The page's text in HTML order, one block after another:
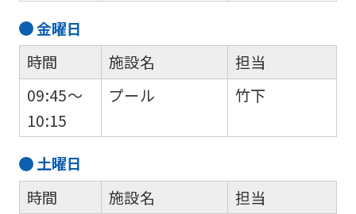
金曜日
時間
09:45～
10:15
施設名
プール
担当
竹下
土曜日
時間
施設名
担当
accurate
translation.
may